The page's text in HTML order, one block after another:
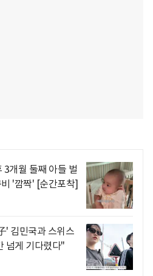
개월 둘째 아들 벌
'깜짝' [순간포착]
' 김민국과 스위스
넘게 기다렸다"